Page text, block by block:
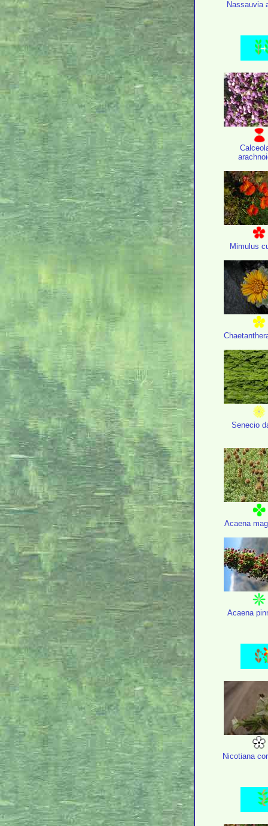
Nassauvia
Mimulus
Senecio
Acaena
Acaena
Nicotiana